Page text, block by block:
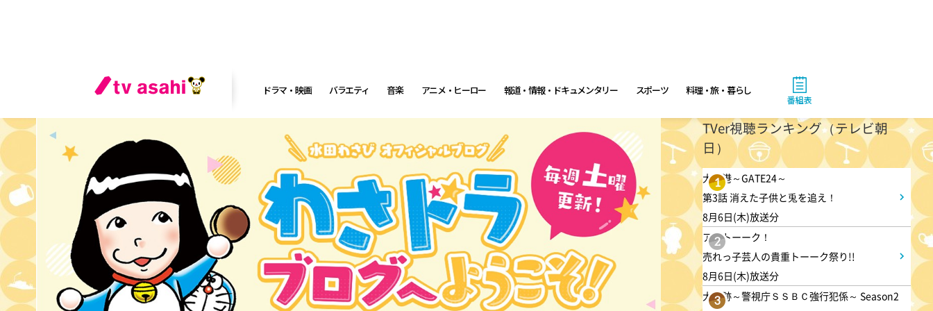
ドラマ・映画 バラエティ 音楽 アニメ・ヒーロー 報道・情報・ドキュメンタリー スポーツ 料理・旅・暮らし
番組表
TVer視聴ランキング（テレビ朝
日）
1
大空港～GATE24～
第3話 消えた子供と兎を追え！
8月6日(木)放送分
2
アメトーーク！
売れっ子芸人の貴重トーーク祭り!!
8月6日(木)放送分
3
大追跡～警視庁ＳＳＢＣ強行犯係～ Season2
あさ 4:00
ワカコさんとマサルくんのお宅
は買わないの??
あさ 4:25